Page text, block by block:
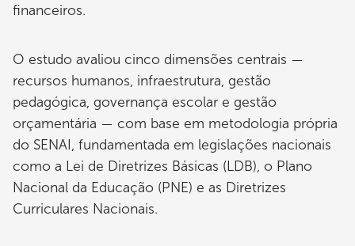
financeiros.
O estudo avaliou cinco dimensões centrais —
recursos humanos, infraestrutura, gestão
pedagógica, governança escolar e gestão
orçamentária — com base em metodologia própria
do SENAI, fundamentada em legislações nacionais
como a Lei de Diretrizes Básicas (LDB), o Plano
Nacional da Educação (PNE) e as Diretrizes
Curriculares Nacionais.